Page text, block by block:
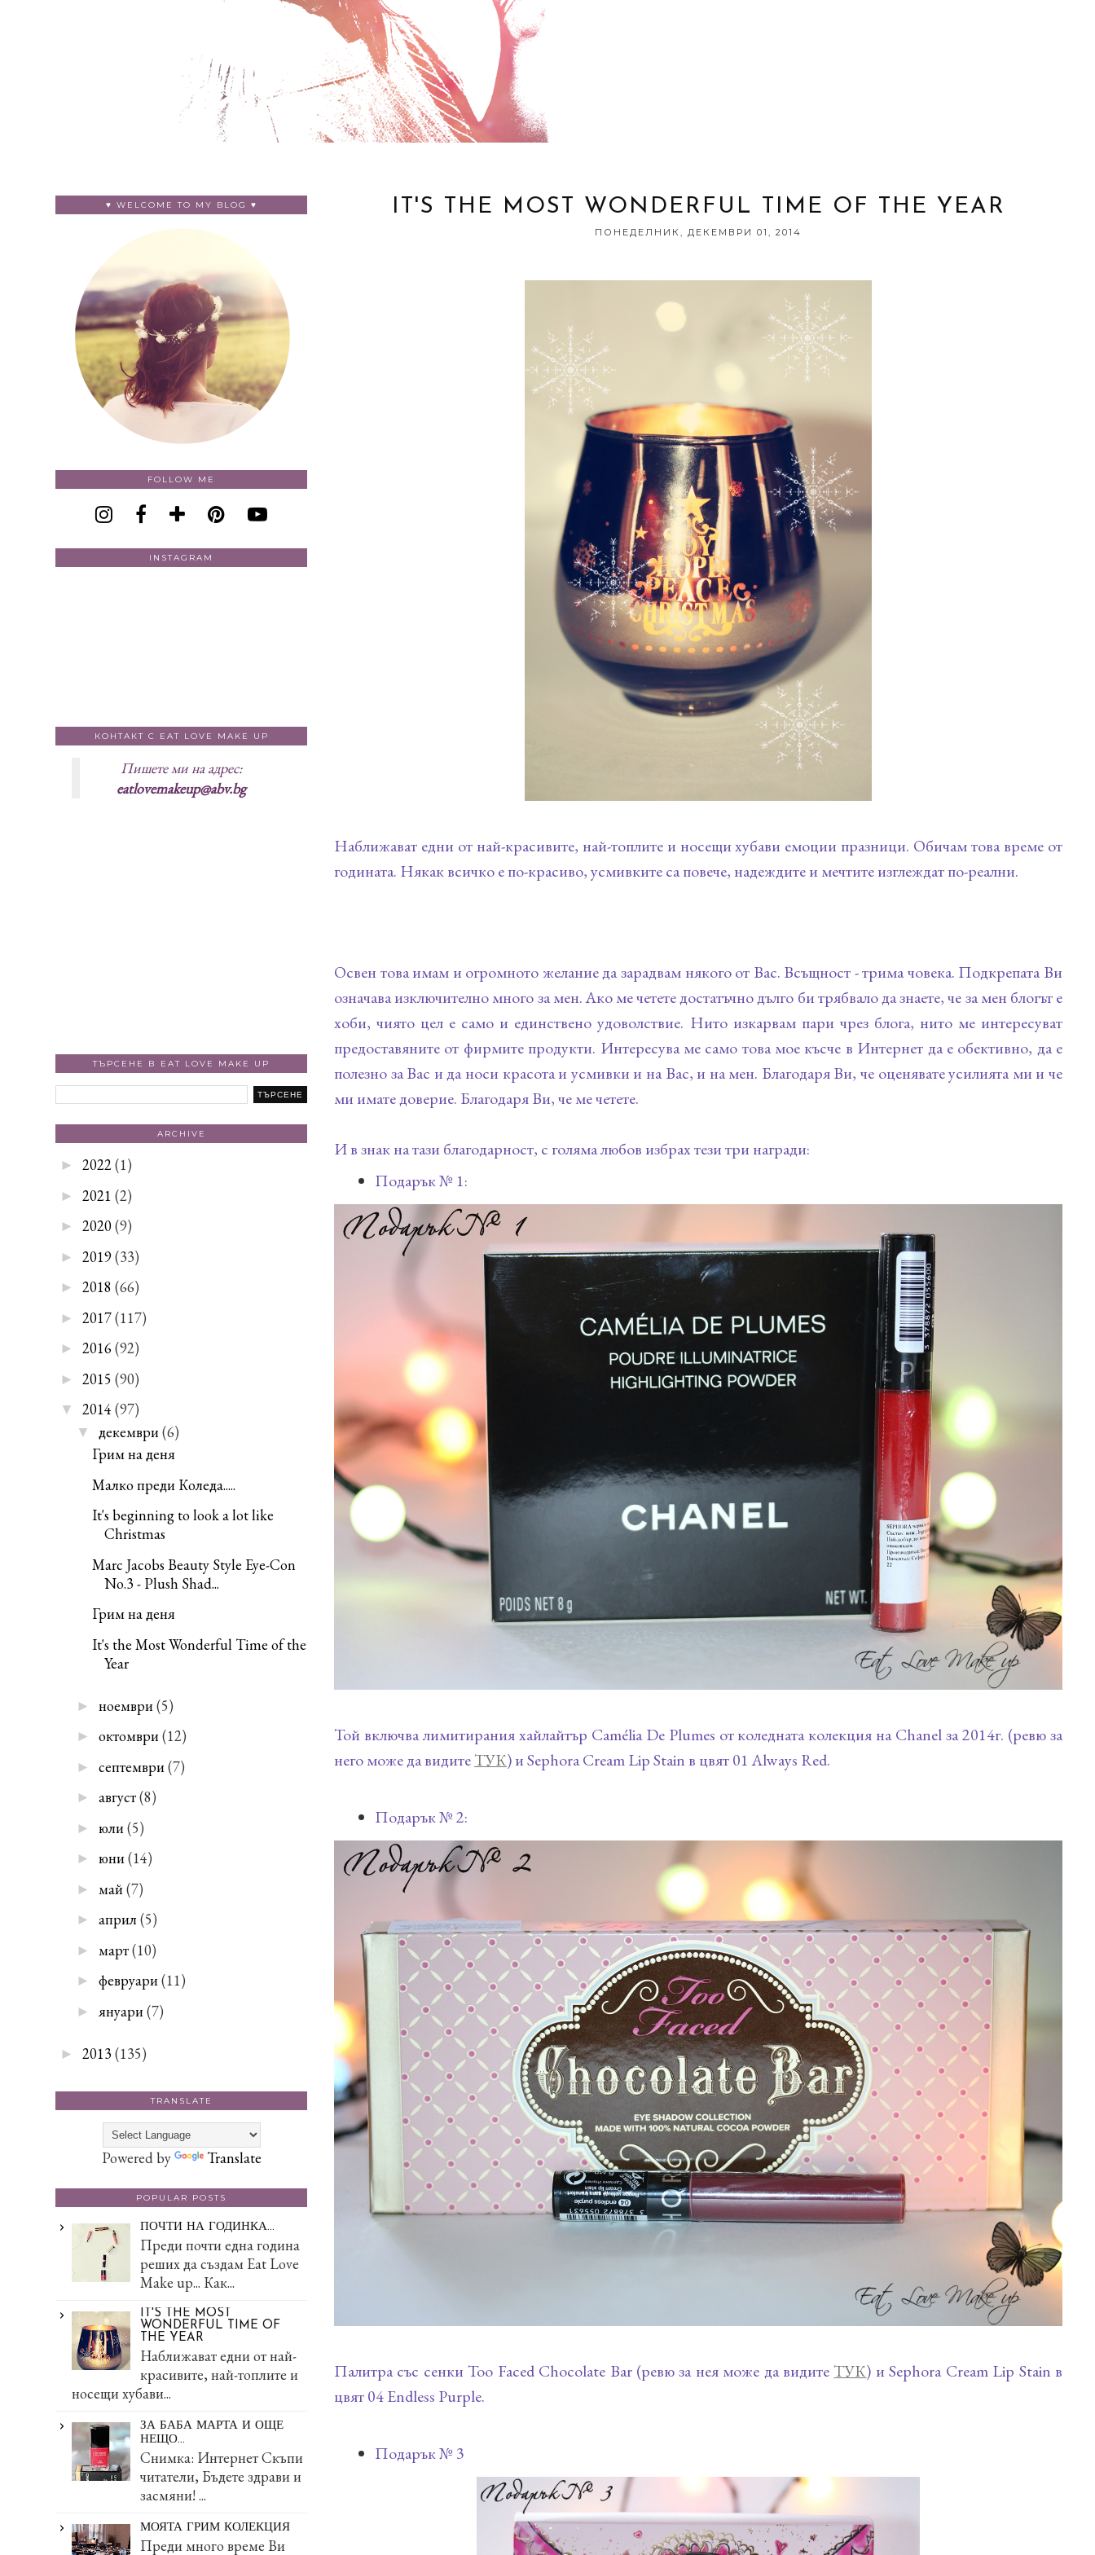
IT'S THE MOST WONDERFUL TIME OF THE YEAR
ПОНЕДЕЛНИК, ДЕКЕМВРИ 01, 2014
Наближават едни от най-красивите, най-топлите и носещи хубави емоции празници. Обичам това време от
годината. Някак всичко е по-красиво, усмивките са повече, надеждите и мечтите изглеждат по-реални.
Освен това имам и огромното желание да зарадвам някого от Вас. Всъщност - трима човека. Подкрепата Ви
означава изключително много за мен. Ако ме четете достатъчно дълго би трябвало да знаете, че за мен блогът е
хоби, чиято цел е само и единствено удоволствие. Нито изкарвам пари чрез блога, нито ме интересуват
предоставяните от фирмите продукти. Интересува ме само това мое късче в Интернет да е обективно, да е
полезно за Вас и да носи красота и усмивки и на Вас, и на мен. Благодаря Ви, че оценявате усилията ми и че
ми имате доверие. Благодаря Ви, че ме четете.
И в знак на тази благодарност, с голяма любов избрах тези три награди:
Подарък № 1:
Той включва лимитирания хайлайтър Camélia De Plumes от коледната колекция на Chanel за 2014г. (ревю за
него може да видитеТУК) и Sephora Cream Lip Stain в цвят 01 Always Red.
Подарък № 2:
Палитра със сенки Too Faced Chocolate Bar (ревю за нея може да видитеТУК) и Sephora Cream Lip Stain в
цвят 04 Endless Purple.
Подарък № 3
♥ WELCOME TO MY BLOG ♥
FOLLOW ME
INSTAGRAM
КОНТАКТ С EAT LOVE MAKE UP
Пишете ми на адрес:
eatlovemakeup@abv.bg
ТЪРСЕНЕ В EAT LOVE MAKE UP
ARCHIVE
► 2022(1)
► 2021 (2)
► 2020(9)
► 2019(33)
► 2018 (66)
► 2017(117)
► 2016(92)
► 2015 (90)
▼ 2014 (97)
▼ декември (6)
Грим на деня
Малко преди Коледа.....
It's beginning to look a lot like
Christmas
Marc Jacobs Beauty Style Eye-Con
No.3 - Plush Shad...
Грим на деня
It's the Most Wonderful Time of the
Year
► ноември (5)
► октомври(12)
► септември (7)
► август(8)
► юли (5)
► юни(14)
► май (7)
► април(5)
► март(10)
► февруари(11)
► януари (7)
► 2013(135)
TRANSLATE
Powered by Translate
POPULAR POSTS
ПОЧТИ НА ГОДИНКА...
Преди почти една година
реших да създам Eat Love
Make up... Как...
IT'S THE MOST
WONDERFUL TIME OF
THE YEAR
Наближават едни от най-
красивите, най-топлите и
носещи хубави...
ЗА БАБА МАРТА И ОЩЕ
НЕЩО...
Снимка: Интернет Скъпи
читатели, Бъдете здрави и
засмяни! ...
МОЯТА ГРИМ КОЛЕКЦИЯ
Преди много време Ви